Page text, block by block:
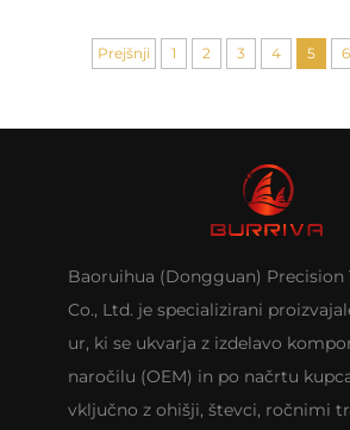
Prejšnji 1 2 3 4 5 6
Baoruihua (Dongguan) Precision
Co., Ltd. je specializirani
ur, ki se ukvarja z izdelavo
naročilu (OEM) in po načrtu
vključno z ohišji, števci, ročnimi